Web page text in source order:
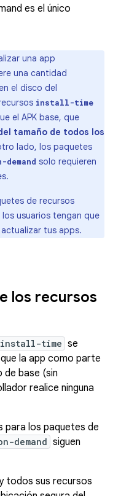
es el único
una app
una cantidad
el disco del
install-time
el APK base, que
tamaño de todos los
lado, los paquetes
demand solo requieren
de recursos
usuarios tengan que
tus apps.
los recursos
install-time se
la app como parte
de base (sin
realice ninguna
para los paquetes de
demand siguen
todos sus recursos